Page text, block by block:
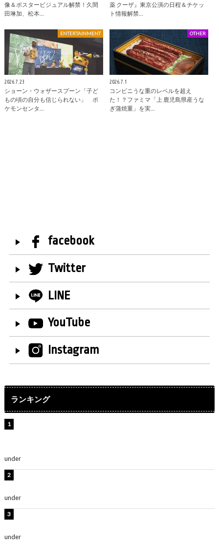
像＆ポスタービジュアル解禁！久間
田琳加、松本…
薬 クーザ』東京公演の日程＆チケッ
ト情報解禁…
ENTERTAINMENT
2026.7.23
ショーン・ウォザースプーン「子ど
もの頃の自分も信じられない」 ポ
ケモンセンタ…
OTHER
2026.7.1
コンビニうな重のレベルを超え
た！？ファミマ「上 鹿児島県産うな
ぎ蒲焼重」を実…
facebook
Twitter
LINE
YouTube
Instagram
ランキング
under
under
under